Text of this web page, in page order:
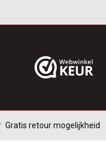
Gratis retour mogelijkheid